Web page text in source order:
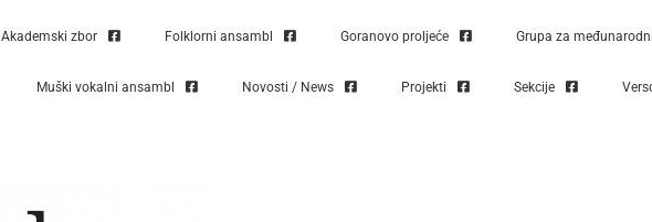
Akademski zbor Folklorni ansambl Goranovo proljeće Grupa za
Muški vokalni ansambl Novosti / News Projekti Sekcije